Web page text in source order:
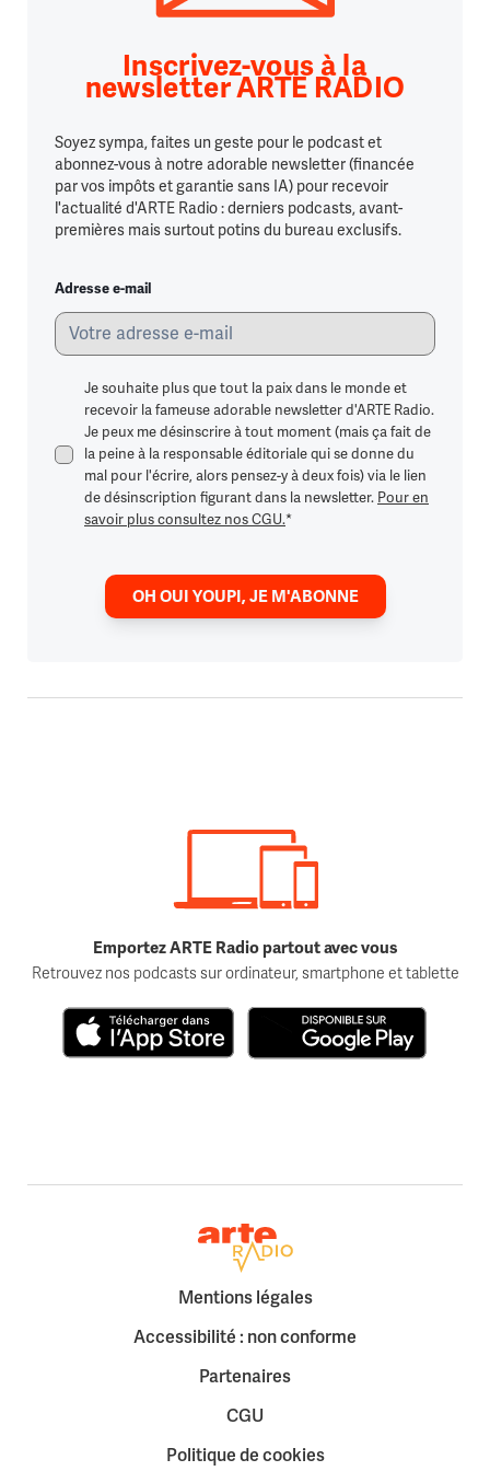
Inscrivez-vous à la
newsletter ARTE RADIO
Soyez sympa, faites un geste pour le podcast et
abonnez-vous à notre adorable newsletter (financée
par vos impôts et garantie sans IA) pour recevoir
l'actualité d'ARTE Radio : derniers podcasts, avant-
premières mais surtout potins du bureau exclusifs.
Adresse e-mail
Je souhaite plus que tout la paix dans le monde et
recevoir la fameuse adorable newsletter d'ARTE Radio.
Je peux me désinscrire à tout moment (mais ça fait de
la peine à la responsable éditoriale qui se donne du
mal pour l'écrire, alors pensez-y à deux fois) via le lien
de désinscription figurant dans la newsletter. Pour en
savoir plus consultez nos CGU.*
OH OUI YOUPI, JE M'ABONNE
Emportez ARTE Radio partout avec vous
Retrouvez nos podcasts sur ordinateur, smartphone et tablette
Retour à la page d'accueil
Mentions légales
Accessibilité : non conforme
Partenaires
CGU
Politique de cookies